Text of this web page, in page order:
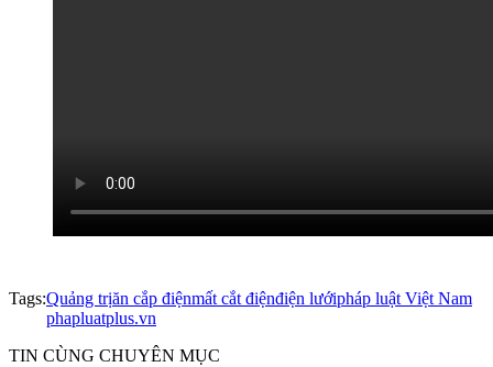
Tags:Quảng trịăn cắp điệnmất cắt điệnđiện lướipháp luật Việt Nam
phapluatplus.vn
TIN CÙNG CHUYÊN MỤC